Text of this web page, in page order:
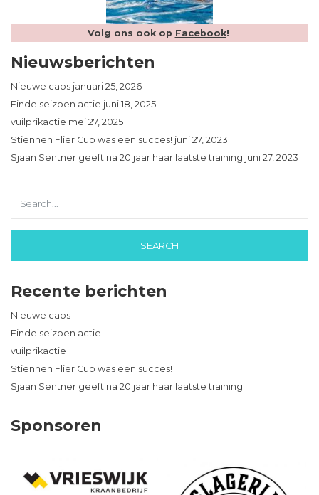
Volg ons ook op Facebook!
Nieuwsberichten
Nieuwe caps januari 25, 2026
Einde seizoen actie juni 18, 2025
vuilprikactie mei 27, 2025
Stiennen Flier Cup was een succes! juni 27, 2023
Sjaan Sentner geeft na 20 jaar haar laatste training juni 27, 2023
Recente berichten
Nieuwe caps
Einde seizoen actie
vuilprikactie
Stiennen Flier Cup was een succes!
Sjaan Sentner geeft na 20 jaar haar laatste training
Sponsoren